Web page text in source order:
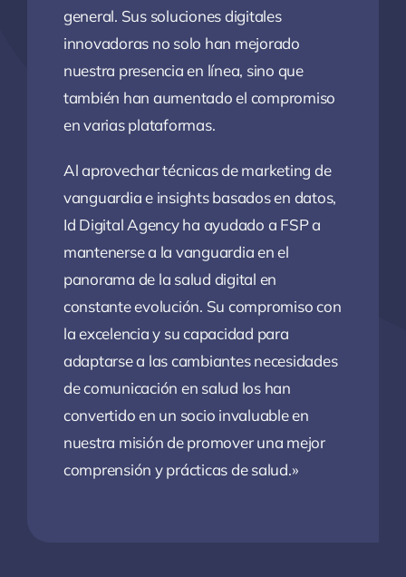
general. Sus soluciones digitales
innovadoras no solo han mejorado
nuestra presencia en línea, sino que
también han aumentado el compromiso
en varias plataformas.
Al aprovechar técnicas de marketing de
vanguardia e insights basados en datos,
Id Digital Agency ha ayudado a FSP a
mantenerse a la vanguardia en el
panorama de la salud digital en
constante evolución. Su compromiso con
la excelencia y su capacidad para
adaptarse a las cambiantes necesidades
de comunicación en salud los han
convertido en un socio invaluable en
nuestra misión de promover una mejor
comprensión y prácticas de salud.»